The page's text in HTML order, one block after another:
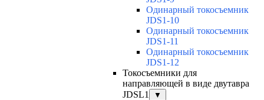
Одинарный токосъемник
JDS1-10
Одинарный токосъемник
JDS1-11
Одинарный токосъемник
JDS1-12
Токосъемники для
направляющей в виде двутавра
JDSL1
▼